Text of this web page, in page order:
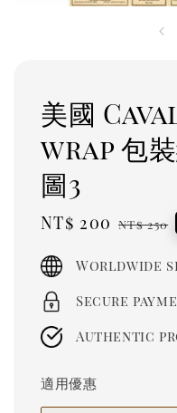
美國
wrap 包
圖3
Sale
NT$ 200 NT$ 250
Worldwide
Secure
Authentic
適用優惠